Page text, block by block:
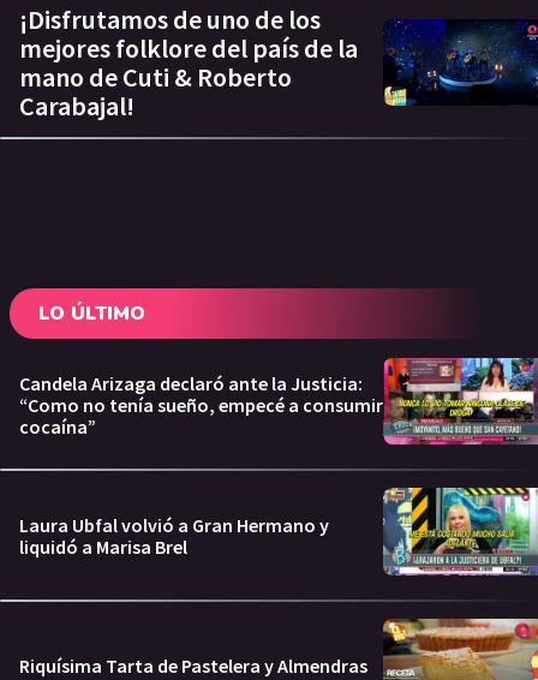
¡Disfrutamos de uno de los
mejores folklore del país de la
mano de Cuti & Roberto
Carabajal!
LO ÚLTIMO
Candela Arizaga declaró ante la Justicia:
“Como no tenía sueño, empecé a consumir
cocaína”
Laura Ubfal volvió a Gran Hermano y
liquidó a Marisa Brel
Riquísima Tarta de Pastelera y Almendras